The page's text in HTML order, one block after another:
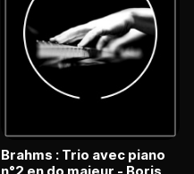
Brahms : Trio avec piano